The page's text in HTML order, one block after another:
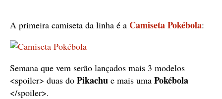
A primeira camiseta da linha é a Camiseta Pokébola:
Semana que vem serão lançados mais 3 modelos
<spoiler> duas do Pikachu e mais uma Pokébola
</spoiler>.